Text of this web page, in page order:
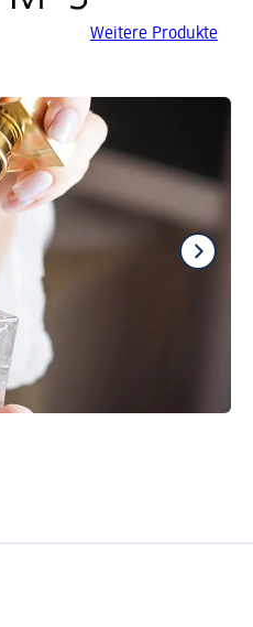
Weitere Produkte